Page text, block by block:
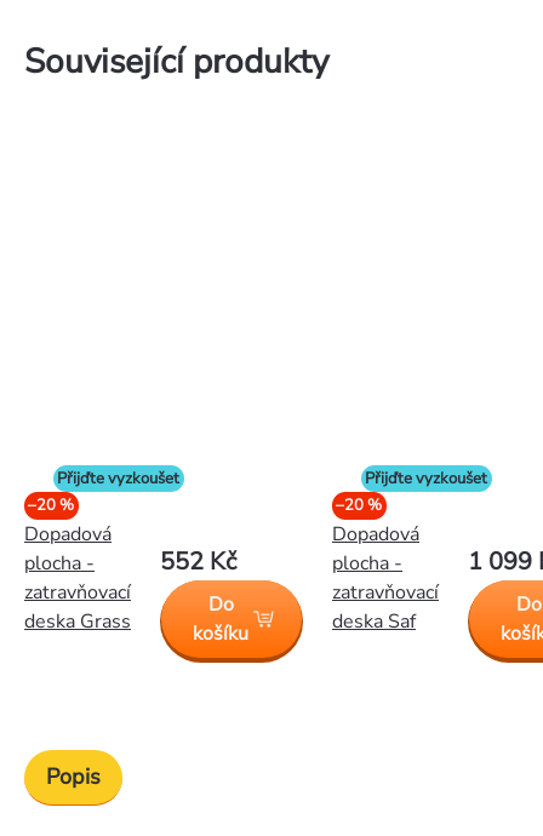
Související produkty
Přijďte vyzkoušet
–20 %
Dopadová
plocha -
zatravňovací
deska Grass
552 Kč
Do
košíku
Přijďte vyzkoušet
–20 %
Dopadová
plocha -
zatravňovací
deska Saf
1 099
Do
Popis